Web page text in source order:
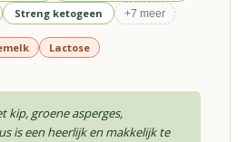
Streng ketogeen +7 meer
Lactose
kip, groene asperges,
is een heerlijk en makkelijk te